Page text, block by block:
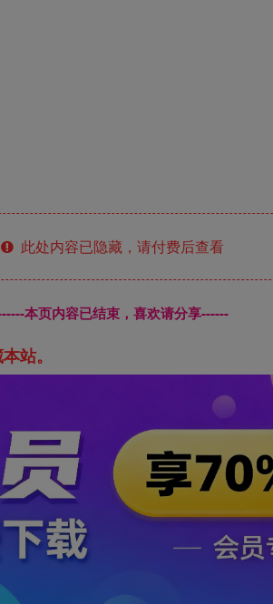
此处内容已隐藏，请付费后查看
本页内容已结束，喜欢请分享------
站。